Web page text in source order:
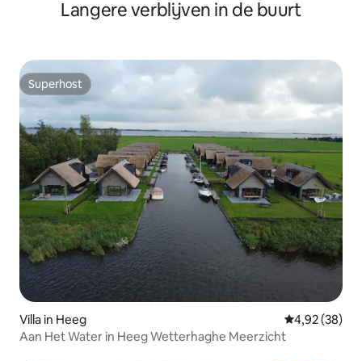
Langere verblijven in de buurt
Superhost
Superhost
Villa in Heeg Gemiddelde
4,92 (38)
Aan Het Water in Heeg Wetterhaghe Meerzicht